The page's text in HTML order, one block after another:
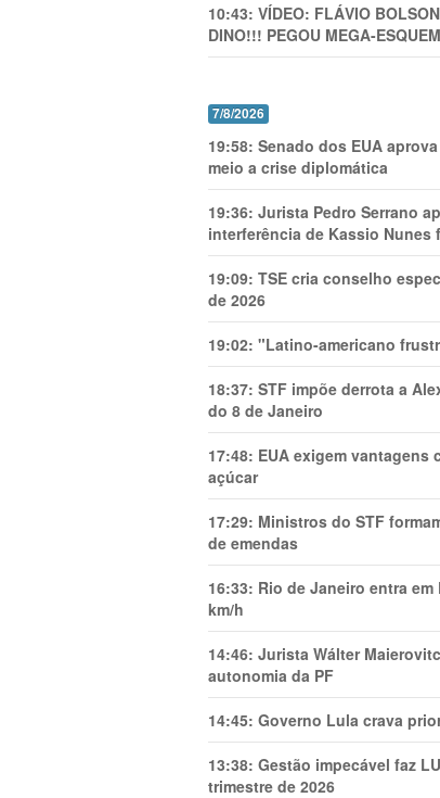
10:43: VÍDEO: FLÁVIO
DINO!!! PEGOU MEGA-
7/8/2026
19:58: Senado dos EUA
meio a crise diplomática
19:36: Jurista Pedro Serrano
interferência de Kassio Nunes
19:09: TSE cria conselho
de 2026
19:02: "Latino-americano
18:37: STF impõe derrota a
do 8 de Janeiro
17:48: EUA exigem vantagens
açúcar
17:29: Ministros do STF
de emendas
16:33: Rio de Janeiro entra em
km/h
14:46: Jurista Wálter
autonomia da PF
14:45: Governo Lula crava
13:38: Gestão impecável faz
trimestre de 2026